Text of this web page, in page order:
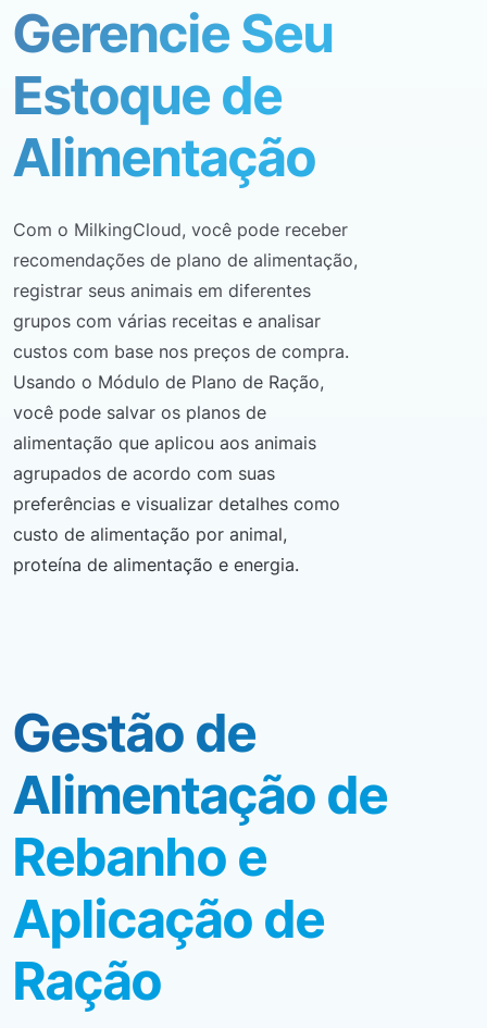
Gerencie Seu
Estoque de
Alimentação
Com o MilkingCloud, você pode receber
recomendações de plano de alimentação,
registrar seus animais em diferentes
grupos com várias receitas e analisar
custos com base nos preços de compra.
Usando o Módulo de Plano de Ração,
você pode salvar os planos de
alimentação que aplicou aos animais
agrupados de acordo com suas
preferências e visualizar detalhes como
custo de alimentação por animal,
proteína de alimentação e energia.
Gestão de
Alimentação de
Rebanho e
Aplicação de
Ração